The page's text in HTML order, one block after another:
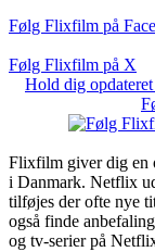
Følg Flixfilm på
Følg Flixfilm på X
Hold dig
Flixfilm giver dig en
i Danmark. Netflix
tilføjes der ofte nye
også finde
og tv-serier på